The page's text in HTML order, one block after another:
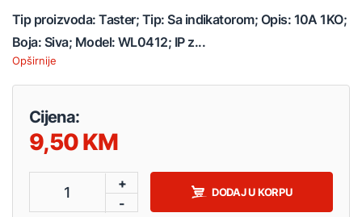
Tip proizvoda: Taster; Tip: Sa indikatorom; Opis: 10A 1KO;
Boja: Siva; Model: WL0412; IP z...
Opširnije
Cijena:
9,50
1
+
-
DODAJ U KORPU